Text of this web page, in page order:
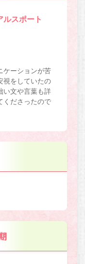
ルスポート
ケーションが苦
視をしていたの
い文や言葉も詳
くださったので